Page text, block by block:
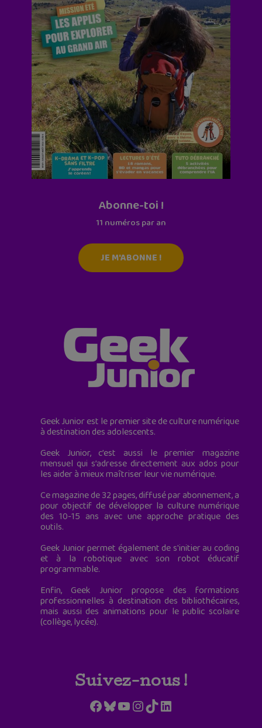
Abonne-toi !
11 numéros par an
JE M'ABONNE !
Geek Junior est le premier site de culture numérique
à destination des adolescents.
Geek Junior, c’est aussi le premier magazine
mensuel qui s’adresse directement aux ados pour
les aider à mieux maîtriser leur vie numérique.
Ce magazine de 32 pages, diffusé par abonnement, a
pour objectif de développer la culture numérique
des 10-15 ans avec une approche pratique des
outils.
Geek Junior permet également de s'initier au coding
et à la robotique avec son robot éducatif
programmable.
Enfin, Geek Junior propose des formations
professionnelles à destination des bibliothécaires,
mais aussi des animations pour le public scolaire
(collège, lycée).
Suivez-nous !
Facebook
Bluesky
YouTube
Instagram
TikTokLinkedIn